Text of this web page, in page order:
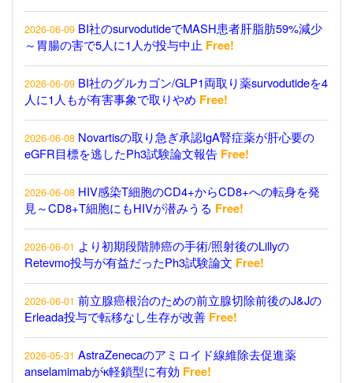
2026-06-09 BI社のsurvodutideでMASH患者肝脂肪59%減少
～胃腸の害で5人に1人が投与中止 Free!
2026-06-09 BI社のグルカゴン/GLP1両取り薬survodutideを4
人に1人もが有害事象で取りやめ Free!
2026-06-08 Novartisの取り急ぎ承認IgA腎症薬が肝心要の
eGFR目標を逃したPh3試験論文報告 Free!
2026-06-08 HIV感染T細胞のCD4+からCD8+への転身を発
見～CD8+T細胞にもHIVが潜みうる Free!
2026-06-01 より初期段階肺癌の手術/照射後のLillyの
Retevmo投与が有益だったPh3試験論文 Free!
2026-06-01 前立腺癌根治のための前立腺切除前後のJ&Jの
Erleada投与で転移なし生存が改善 Free!
2026-05-31 AstraZenecaのアミロイド線維除去促進薬
anselamimabがκ軽鎖型に有効 Free!